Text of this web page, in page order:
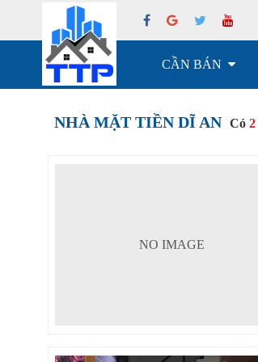
CẦN BÁN
NHÀ MẶT TIỀN DĨ AN Có 2
NO IMAGE